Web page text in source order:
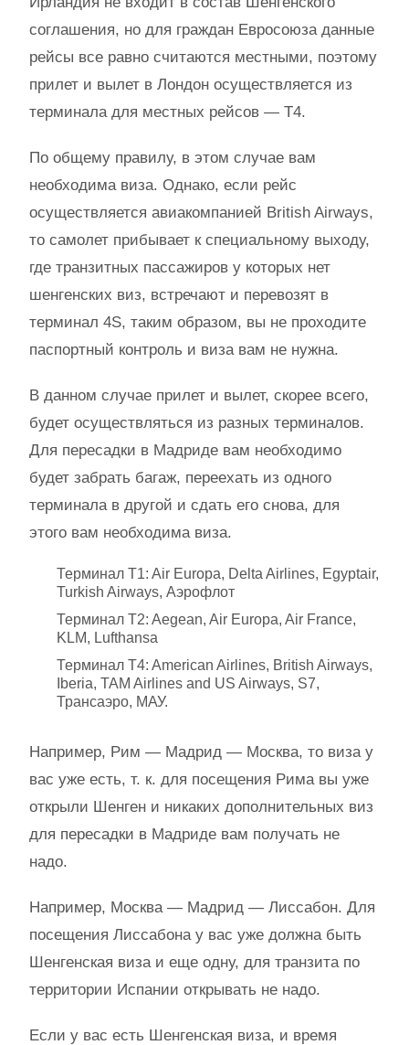
соглашения, но для граждан Евросоюза данные
рейсы все равно считаются местными, поэтому
прилет и вылет в Лондон осуществляется из
терминала для местных рейсов — Т4.
По общему правилу, в этом случае вам
необходима виза. Однако, если рейс
осуществляется авиакомпанией British Airways,
то самолет прибывает к специальному выходу,
где транзитных пассажиров у которых нет
шенгенских виз, встречают и перевозят в
терминал 4S, таким образом, вы не проходите
паспортный контроль и виза вам не нужна.
В данном случае прилет и вылет, скорее всего,
будет осуществляться из разных терминалов.
Для пересадки в Мадриде вам необходимо
будет забрать багаж, переехать из одного
терминала в другой и сдать его снова, для
этого вам необходима виза.
Терминал T1: Air Europa, Delta Airlines, Egyptair,
Turkish Airways, Аэрофлот
Терминал T2: Aegean, Air Europa, Air France,
KLM, Lufthansa
Терминал T4: American Airlines, British Airways,
Iberia, TAM Airlines and US Airways, S7,
Трансаэро, МАУ.
Например, Рим — Мадрид — Москва, то виза у
вас уже есть, т. к. для посещения Рима вы уже
открыли Шенген и никаких дополнительных виз
для пересадки в Мадриде вам получать не
надо.
Например, Москва — Мадрид — Лиссабон. Для
посещения Лиссабона у вас уже должна быть
Шенгенская виза и еще одну, для транзита по
территории Испании открывать не надо.
Если у вас есть Шенгенская виза, и время